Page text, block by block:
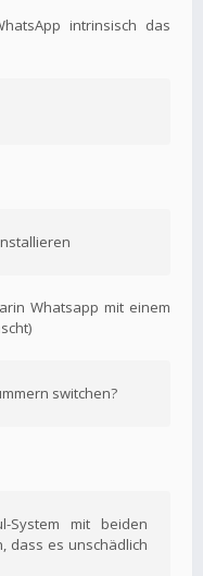
intrinsisch das
Whatsapp mit einem
switchen?
mit beiden
dass es unschädlich